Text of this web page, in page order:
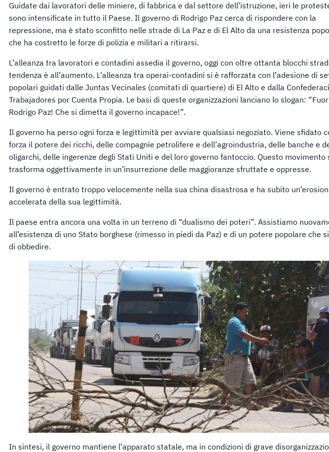
Guidate dai lavoratori delle miniere, di fabbrica e dal settore dell’istruzione, ieri le
sono intensificate in tutto il Paese. Il governo di Rodrigo Paz cerca di rispondere con la
repressione, ma è stato sconfitto nelle strade di La Paz e di El Alto da una resistenza
che ha costretto le forze di polizia e militari a ritirarsi.
L’alleanza tra lavoratori e contadini assedia il governo, oggi con oltre ottanta blocchi
tendenza è all’aumento. L’alleanza tra operai-contadini si è rafforzata con l’adesione di
popolari guidati dalle Juntas Vecinales (comitati di quartiere) di El Alto e dalla
Trabajadores por Cuenta Propia. Le basi di queste organizzazioni lanciano lo slogan:
Rodrigo Paz! Che si dimetta il governo incapace!”.
Il governo ha perso ogni forza e legittimità per avviare qualsiasi negoziato. Viene sfidato
forza il potere dei ricchi, delle compagnie petrolifere e dell’agroindustria, delle banche e
oligarchi, delle ingerenze degli Stati Uniti e del loro governo fantoccio. Questo movimento
trasforma oggettivamente in un’insurrezione delle maggioranze sfruttate e oppresse.
Il governo è entrato troppo velocemente nella sua china disastrosa e ha subito
accelerata della sua legittimità.
Il paese entra ancora una volta in un terreno di “dualismo dei poteri”. Assistiamo
all’esistenza di uno Stato borghese (rimesso in piedi da Paz) e di un potere popolare che
di obbedire.
In sintesi, il governo mantiene l’apparato statale, ma in condizioni di grave